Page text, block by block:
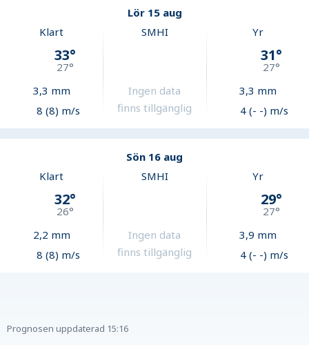
Lör 15 aug
Klart
33°
27°
3,3 mm
8 (8) m/s
SMHI
Ingen data
finns tillgänglig
Yr
31°
27°
3,3 mm
4 (- -) m/s
Sön 16 aug
Klart
32°
26°
2,2 mm
8 (8) m/s
SMHI
Ingen data
finns tillgänglig
Yr
29°
27°
3,9 mm
4 (- -) m/s
Prognosen uppdaterad 15:16